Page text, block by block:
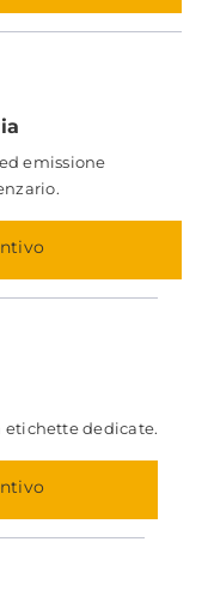
emissione
etichette dedicate.